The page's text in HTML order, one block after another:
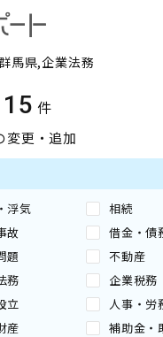
の企業法務に
馬県 企業法務
15 件
変更・追加
浮気
相続
故
借金・債
題
不動産
務
企業税務
立
人事・労
産
補助金・